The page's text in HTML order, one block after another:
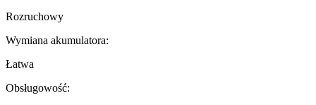
Rozruchowy
Wymiana akumulatora:
Łatwa
Obsługowość: